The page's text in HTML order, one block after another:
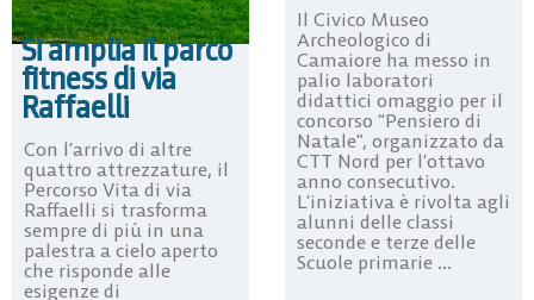
Si amplia il parco
fitness di via
Raffaelli
Con l’arrivo di altre
quattro attrezzature, il
Percorso Vita di via
Raffaelli si trasforma
sempre di più in una
palestra a cielo aperto
che risponde alle
esigenze di
Il Civico Museo
Archeologico di
Camaiore ha messo in
palio laboratori
didattici omaggio per il
concorso “Pensiero di
Natale”, organizzato da
CTT Nord per l’ottavo
anno consecutivo.
L’iniziativa è rivolta agli
alunni delle classi
seconde e terze delle
Scuole primarie ...